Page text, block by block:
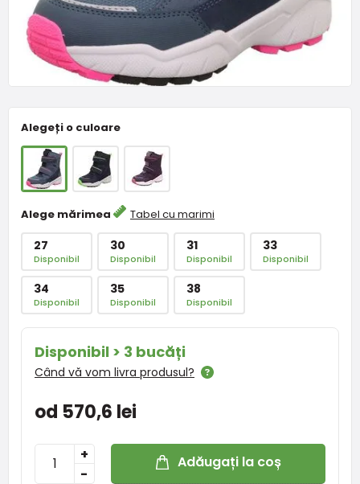
Alegeți o culoare
Alege mărimea Tabel cu marimi
27
Disponibil
30
Disponibil
31
Disponibil
33
Disponibil
34
Disponibil
35
Disponibil
38
Disponibil
Disponibil > 3 bucăți
Când vă vom livra produsul?
od 570,6 lei
-
+ Adăugați la coș